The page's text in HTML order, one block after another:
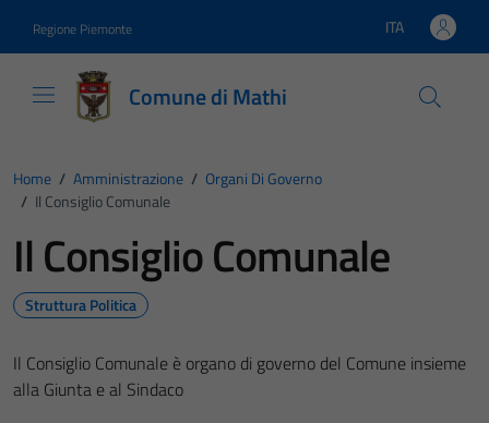
Regione Piemonte Lingua attiva:
ITA
Comune di Mathi
Home / Amministrazione / Organi Di Governo
/ Il Consiglio Comunale
Il Consiglio Comunale
Struttura Politica
Il Consiglio Comunale è organo di governo del Comune insieme
alla Giunta e al Sindaco